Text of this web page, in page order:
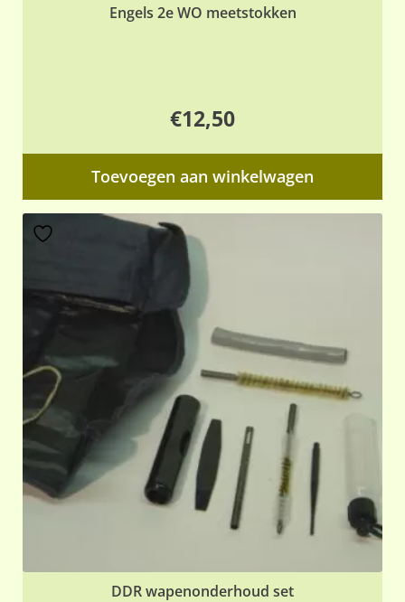
Engels 2e WO meetstokken
€12,50
Toevoegen aan winkelwagen
DDR wapenonderhoud set